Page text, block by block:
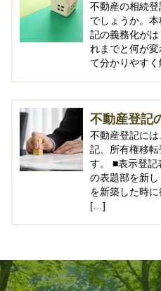
不動産の相続
でしょうか。
記の義務化が
れまでと何が
て分かりやす
不動産登記
不動産登記に
記、所有権移
す。 ■表示登記
の表題部を新
を新築した時
[…]